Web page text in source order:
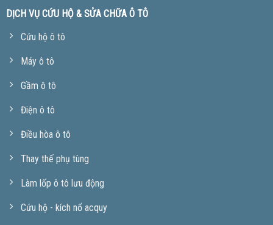
DỊCH VỤ CỨU HỘ & SỬA CHỮA Ô TÔ
Cứu hộ ô tô
Máy ô tô
Gầm ô tô
Điện ô tô
Điều hòa ô tô
Thay thế phụ tùng
Làm lốp ô tô lưu động
Cứu hộ - kích nổ acquy